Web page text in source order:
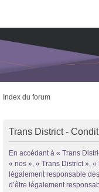
Trans District
Forum d'information sur les
Index du forum
Trans District -
En accédant à « Trans
« nos », « Trans District », «
légalement responsable
d’être légalement